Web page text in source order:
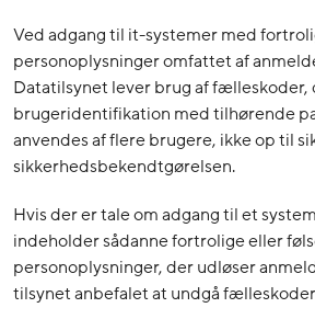
Ved adgang til it-systemer med
personoplysninger omfattet af
Datatilsynet lever brug af fælleskoder,
brugeridentifikation med tilhørende
anvendes af flere brugere, ikke op til
sikkerhedsbekendtgørelsen.
Hvis der er tale om adgang til et
indeholder sådanne fortrolige eller
personoplysninger, der udløser
tilsynet anbefalet at undgå